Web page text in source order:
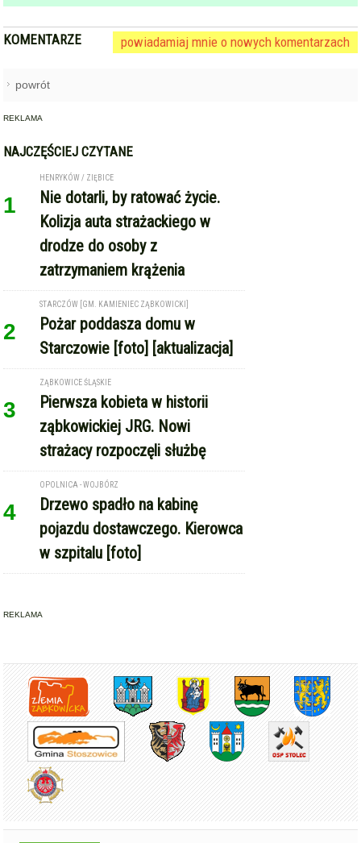
KOMENTARZE powiadamiaj mnie o nowych komentarzach
powrót
REKLAMA
NAJCZĘŚCIEJ CZYTANE
1
HENRYKÓW / ZIĘBICE
Nie dotarli, by ratować życie.
Kolizja auta strażackiego w
drodze do osoby z
zatrzymaniem krążenia
2
STARCZÓW [GM. KAMIENIEC ZĄBKOWICKI]
Pożar poddasza domu w
Starczowie [foto] [aktualizacja]
3
ZĄBKOWICE ŚLĄSKIE
Pierwsza kobieta w historii
ząbkowickiej JRG. Nowi
strażacy rozpoczęli służbę
4
OPOLNICA - WOJBÓRZ
Drzewo spadło na kabinę
pojazdu dostawczego. Kierowca
w szpitalu [foto]
REKLAMA